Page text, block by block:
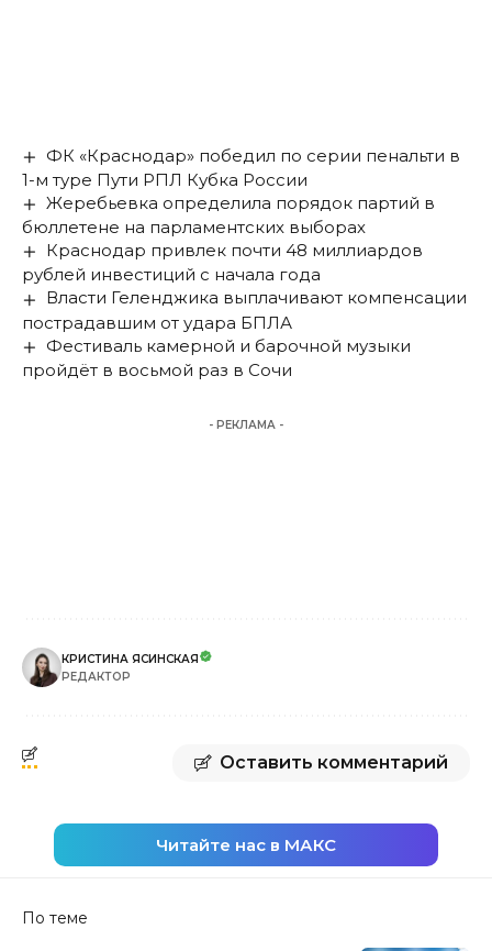
ФК «Краснодар» победил по серии пенальти в
1-м туре Пути РПЛ Кубка России
Жеребьевка определила порядок партий в
бюллетене на парламентских выборах
Краснодар привлек почти 48 миллиардов
рублей инвестиций с начала года
Власти Геленджика выплачивают компенсации
пострадавшим от удара БПЛА
Фестиваль камерной и барочной музыки
пройдёт в восьмой раз в Сочи
- РЕКЛАМА -
КРИСТИНА ЯСИНСКАЯ
РЕДАКТОР
Оставить комментарий
Читайте нас в МАКС
По теме